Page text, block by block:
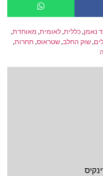
נאמן,כללית,לאומית, מאוחדת,
,שוק החלב,שטראוס, תחרות,